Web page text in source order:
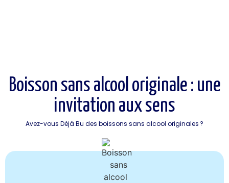
Boisson sans alcool originale : une
invitation aux sens
Boisson sans alcool originale : une
invitation aux sens
Avez-vous Déjà Bu des boissons sans alcool originales ?